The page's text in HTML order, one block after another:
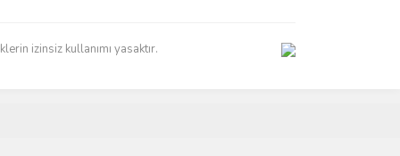
izinsiz kullanımı yasaktır.